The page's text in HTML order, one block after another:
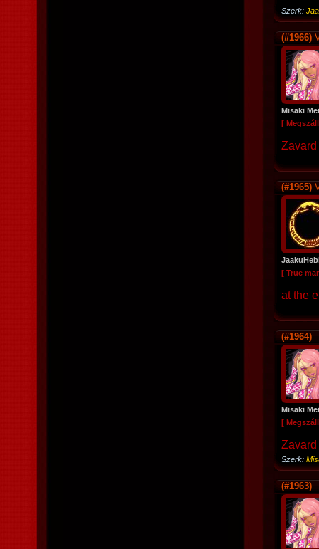
Szerk:
(#1966)
Misaki Mei
[
(#1965)
[ True
at the
(#1964)
Misaki Mei
[
Szerk:
(#1963)